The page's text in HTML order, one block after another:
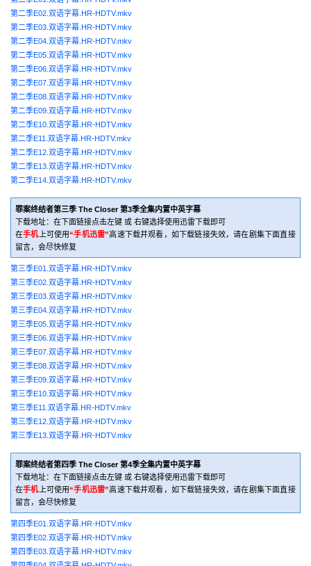
第二季E02.双语字幕.HR-HDTV.mkv
第二季E03.双语字幕.HR-HDTV.mkv
第二季E04.双语字幕.HR-HDTV.mkv
第二季E05.双语字幕.HR-HDTV.mkv
第二季E06.双语字幕.HR-HDTV.mkv
第二季E07.双语字幕.HR-HDTV.mkv
第二季E08.双语字幕.HR-HDTV.mkv
第二季E09.双语字幕.HR-HDTV.mkv
第二季E10.双语字幕.HR-HDTV.mkv
第二季E11.双语字幕.HR-HDTV.mkv
第二季E12.双语字幕.HR-HDTV.mkv
第二季E13.双语字幕.HR-HDTV.mkv
第二季E14.双语字幕.HR-HDTV.mkv
罪案终结者第三季 The Closer 第3季全集内置中英字幕
下载地址：在下面链接点击左键 或 右键选择使用迅雷下载即可
在手机上可使用“手机迅雷”高速下载并观看，如下载链接失效，请在剧集下面直接
留言，会尽快修复
第三季E01.双语字幕.HR-HDTV.mkv
第三季E02.双语字幕.HR-HDTV.mkv
第三季E03.双语字幕.HR-HDTV.mkv
第三季E04.双语字幕.HR-HDTV.mkv
第三季E05.双语字幕.HR-HDTV.mkv
第三季E06.双语字幕.HR-HDTV.mkv
第三季E07.双语字幕.HR-HDTV.mkv
第三季E08.双语字幕.HR-HDTV.mkv
第三季E09.双语字幕.HR-HDTV.mkv
第三季E10.双语字幕.HR-HDTV.mkv
第三季E11.双语字幕.HR-HDTV.mkv
第三季E12.双语字幕.HR-HDTV.mkv
第三季E13.双语字幕.HR-HDTV.mkv
罪案终结者第四季 The Closer 第4季全集内置中英字幕
下载地址：在下面链接点击左键 或 右键选择使用迅雷下载即可
在手机上可使用“手机迅雷”高速下载并观看，如下载链接失效，请在剧集下面直接
留言，会尽快修复
第四季E01.双语字幕.HR-HDTV.mkv
第四季E02.双语字幕.HR-HDTV.mkv
第四季E03.双语字幕.HR-HDTV.mkv